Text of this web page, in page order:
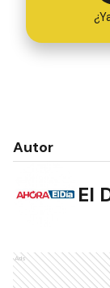
Autor
El
Ads